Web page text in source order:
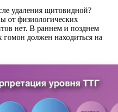
удаления щитовидной?
от физиологических
нет. В раннем и позднем
должен находиться на